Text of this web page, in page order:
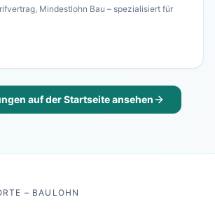
Mindestlohn Bau – spezialisiert für
auf der Startseite ansehen
– BAULOHN